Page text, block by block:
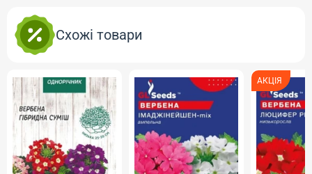
Схожі товари
АКЦІЯ